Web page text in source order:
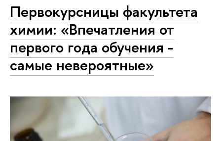
Первокурсницы факультета
химии: «Впечатления от
первого года обучения -
самые невероятные»